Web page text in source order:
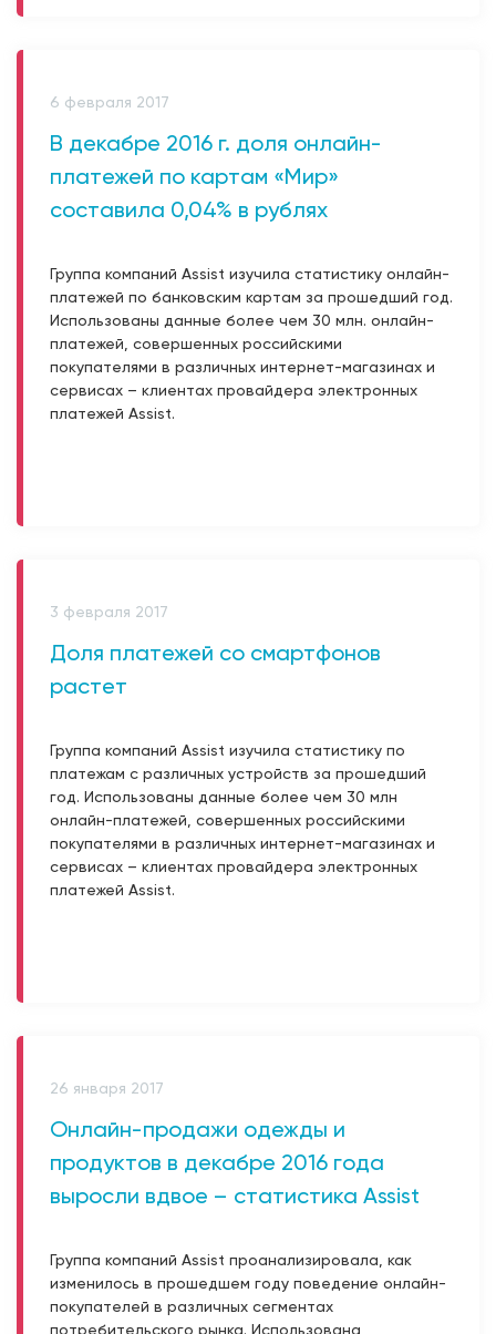
6 февраля 2017
В декабре 2016 г. доля онлайн-
платежей по картам «Мир»
составила 0,04% в рублях
Группа компаний Assist изучила статистику онлайн-
платежей по банковским картам за прошедший год.
Использованы данные более чем 30 млн. онлайн-
платежей, совершенных российскими
покупателями в различных интернет-магазинах и
сервисах – клиентах провайдера электронных
платежей Assist.
3 февраля 2017
Доля платежей со смартфонов
растет
Группа компаний Assist изучила статистику по
платежам с различных устройств за прошедший
год. Использованы данные более чем 30 млн
онлайн-платежей, совершенных российскими
покупателями в различных интернет-магазинах и
сервисах – клиентах провайдера электронных
платежей Assist.
26 января 2017
Онлайн-продажи одежды и
продуктов в декабре 2016 года
выросли вдвое – статистика Assist
Группа компаний Assist проанализировала, как
изменилось в прошедшем году поведение онлайн-
покупателей в различных сегментах
потребительского рынка. Использована